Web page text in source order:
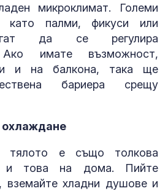
микроклимат. Големи
като палми, фикуси или
да се регулира
Ако имате възможност,
и на балкона, така ще
бариера срещу
охлаждане
тялото е също толкова
и това на дома. Пийте
вземайте хладни душове и